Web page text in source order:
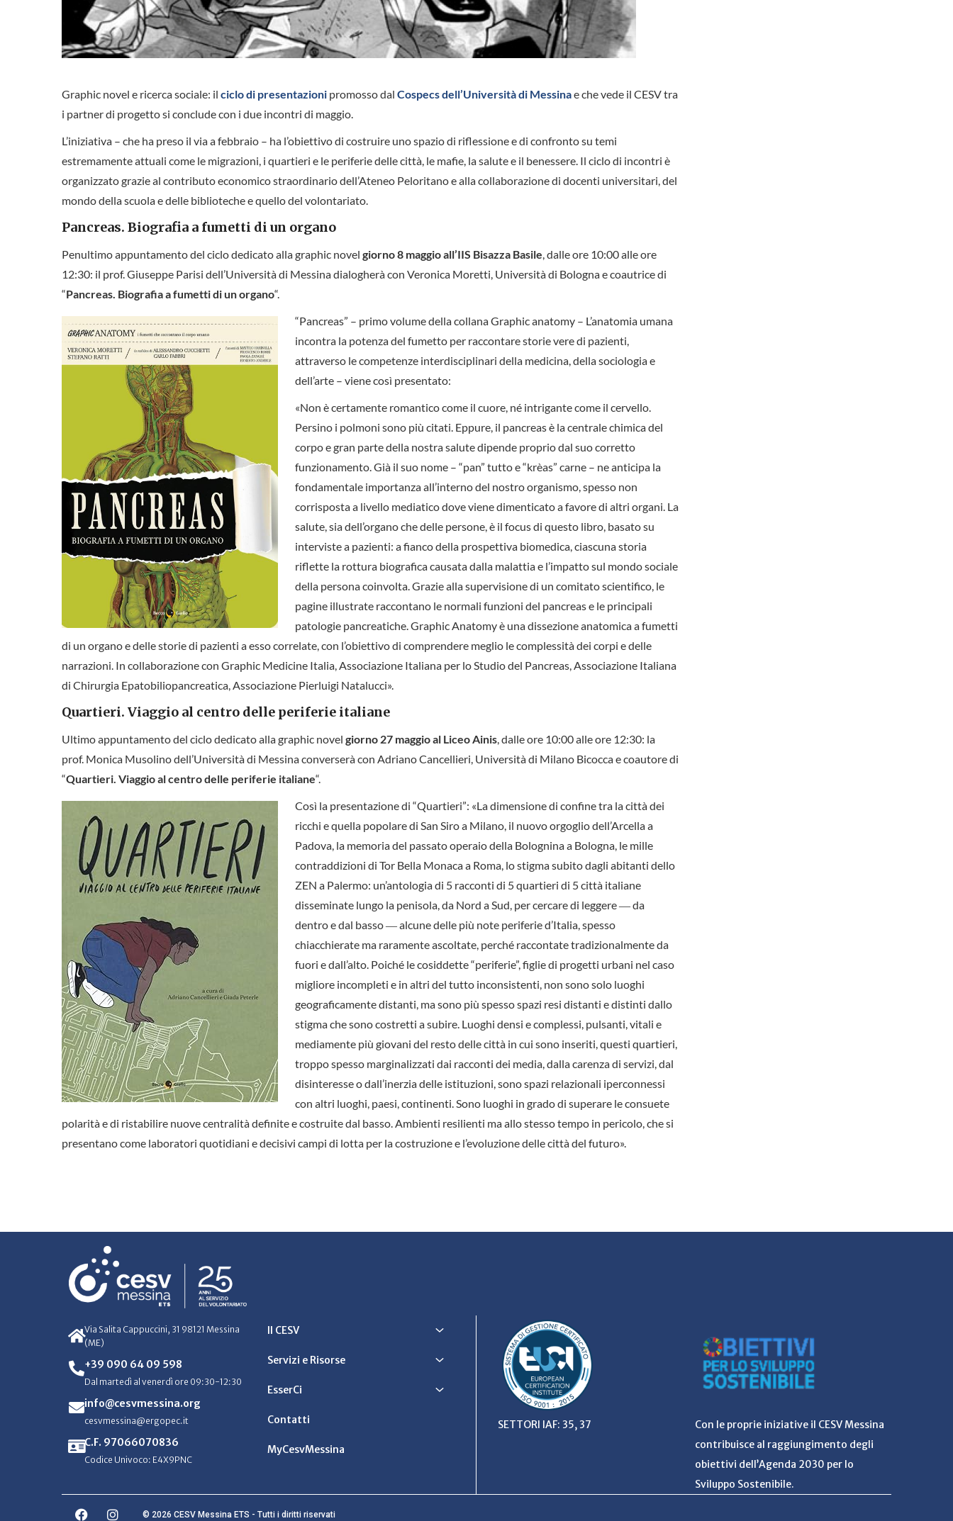
Graphic novel e ricerca sociale: il ciclo di presentazioni promosso dal Cospecs dell’Università di Messinae che vede il CESV tra
i partner di progetto si conclude con i due incontri di maggio.
L’iniziativa – che ha preso il via a febbraio – ha l’obiettivo di costruire uno spazio di riflessione e di confronto su temi
estremamente attuali come le migrazioni, i quartieri e le periferie delle città, le mafie, la salute e il benessere. Il ciclo di incontri è
organizzato grazie al contributo economico straordinario dell’Ateneo Peloritano e alla collaborazione di docenti universitari, del
mondo della scuola e delle biblioteche e quello del volontariato.
Pancreas. Biografia a fumetti di un organo
Penultimo appuntamento del ciclo dedicato alla graphic novel giorno 8 maggio all’IIS Bisazza Basile, dalle ore 10:00 alle ore
12:30: il prof. Giuseppe Parisi dell’Università di Messina dialogherà con Veronica Moretti, Università di Bologna e coautrice di
“Pancreas. Biografia a fumetti di un organo“.
“Pancreas” – primo volume della collana Graphic anatomy – L’anatomia umana
incontra la potenza del fumetto per raccontare storie vere di pazienti,
attraverso le competenze interdisciplinari della medicina, della sociologia e
dell’arte – viene così presentato:
«Non è certamente romantico come il cuore, né intrigante come il cervello.
Persino i polmoni sono più citati. Eppure, il pancreas è la centrale chimica del
corpo e gran parte della nostra salute dipende proprio dal suo corretto
funzionamento. Già il suo nome – “pan” tutto e “krèas” carne – ne anticipa la
fondamentale importanza all’interno del nostro organismo, spesso non
corrisposta a livello mediatico dove viene dimenticato a favore di altri organi. La
salute, sia dell’organo che delle persone, è il focus di questo libro, basato su
interviste a pazienti: a fianco della prospettiva biomedica, ciascuna storia
riflette la rottura biografica causata dalla malattia e l’impatto sul mondo sociale
della persona coinvolta. Grazie alla supervisione di un comitato scientifico, le
pagine illustrate raccontano le normali funzioni del pancreas e le principali
patologie pancreatiche. Graphic Anatomy è una dissezione anatomica a fumetti
di un organo e delle storie di pazienti a esso correlate, con l’obiettivo di comprendere meglio le complessità dei corpi e delle
narrazioni. In collaborazione con Graphic Medicine Italia, Associazione Italiana per lo Studio del Pancreas, Associazione Italiana
di Chirurgia Epatobiliopancreatica, Associazione Pierluigi Natalucci».
Quartieri. Viaggio al centro delle periferie italiane
Ultimo appuntamento del ciclo dedicato alla graphic novel giorno 27 maggio al Liceo Ainis, dalle ore 10:00 alle ore 12:30: la
prof. Monica Musolino dell’Università di Messina converserà con Adriano Cancellieri, Università di Milano Bicocca e coautore di
“Quartieri. Viaggio al centro delle periferie italiane“.
Così la presentazione di “Quartieri”: «La dimensione di confine tra la città dei
ricchi e quella popolare di San Siro a Milano, il nuovo orgoglio dell’Arcella a
Padova, la memoria del passato operaio della Bolognina a Bologna, le mille
contraddizioni di Tor Bella Monaca a Roma, lo stigma subito dagli abitanti dello
ZEN a Palermo: un’antologia di 5 racconti di 5 quartieri di 5 città italiane
disseminate lungo la penisola, da Nord a Sud, per cercare di leggere ― da
dentro e dal basso ― alcune delle più note periferie d’Italia, spesso
chiacchierate ma raramente ascoltate, perché raccontate tradizionalmente da
fuori e dall’alto. Poiché le cosiddette “periferie”, figlie di progetti urbani nel caso
migliore incompleti e in altri del tutto inconsistenti, non sono solo luoghi
geograficamente distanti, ma sono più spesso spazi resi distanti e distinti dallo
stigma che sono costretti a subire. Luoghi densi e complessi, pulsanti, vitali e
mediamente più giovani del resto delle città in cui sono inseriti, questi quartieri,
troppo spesso marginalizzati dai racconti dei media, dalla carenza di servizi, dal
disinteresse o dall’inerzia delle istituzioni, sono spazi relazionali iperconnessi
con altri luoghi, paesi, continenti. Sono luoghi in grado di superare le consuete
polarità e di ristabilire nuove centralità definite e costruite dal basso. Ambienti resilienti ma allo stesso tempo in pericolo, che si
presentano come laboratori quotidiani e decisivi campi di lotta per la costruzione e l’evoluzione delle città del futuro».
Via Salita Cappuccini, 31 98121 Messina
(ME)
+39 090 64 09 598
Dal martedì al venerdì ore 09:30-12:30
info@cesvmessina.org
cesvmessina@ergopec.it
C.F. 97066070836
Codice Univoco: E4X9PNC
Il CESV
Servizi e Risorse
EsserCi
Contatti
MyCesvMessina
SETTORI IAF: 35, 37
Con le proprie iniziative il CESV Messina
contribuisce al raggiungimento degli
obiettivi dell’Agenda 2030 per lo
Sviluppo Sostenibile.
© 2026 CESV Messina ETS - Tutti i diritti riservati